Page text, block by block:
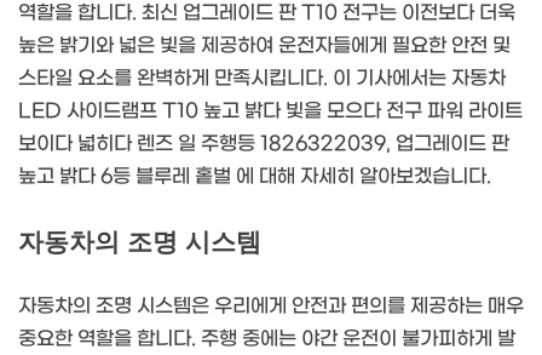
역할을 합니다. 최신 업그레이드 판 T10 전구는 이전보다 더욱
높은 밝기와 넓은 빛을 제공하여 운전자들에게 필요한 안전 및
스타일 요소를 완벽하게 만족시킵니다. 이 기사에서는 자동차
LED 사이드램프 T10 높고 밝다 빛을 모으다 전구 파워 라이트
보이다 넓히다 렌즈 일 주행등 1826322039, 업그레이드 판
높고 밝다 6등 블루레 홑벌 에 대해 자세히 알아보겠습니다.
자동차의 조명 시스템
자동차의 조명 시스템은 우리에게 안전과 편의를 제공하는 매우
중요한 역할을 합니다. 주행 중에는 야간 운전이 불가피하게 발